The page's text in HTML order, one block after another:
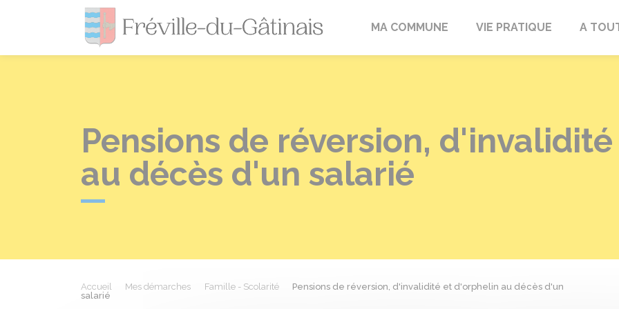
Fréville-du-Gâtinais
MA COMMUNE VIE PRATIQUE A
Pensions de réversion,
au décès d'un salarié
Accueil Mes démarches Famille - Scolarité
Pensions de réversion, d'invalidité et d'orphelin au décès d'un
salarié